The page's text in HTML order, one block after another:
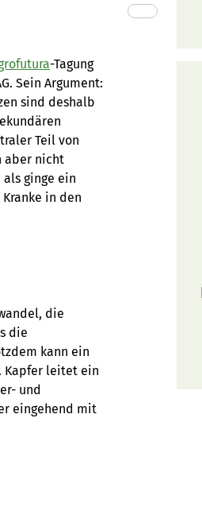
-Tagung
Sein Argument:
sind deshalb
Teil von
aber nicht
ginge ein
in den
die
die
kann ein
Kapfer leitet ein
und
eingehend mit